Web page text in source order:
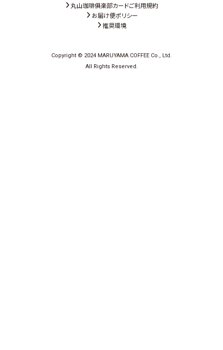
丸山珈琲俱楽部カードご利用規約
お届け便ポリシー
推奨環境
Copyright © 2024 MARUYAMA COFFEE Co., Ltd.
All Rights Reserved.